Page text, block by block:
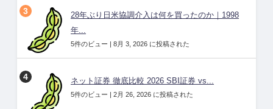
28年ぶり日米協調介入は何を買ったのか｜1998
年...
5件のビュー | 8月 3, 2026 に投稿された
ネット証券 徹底比較 2026 SBI証券 vs...
5件のビュー | 2月 26, 2026 に投稿された